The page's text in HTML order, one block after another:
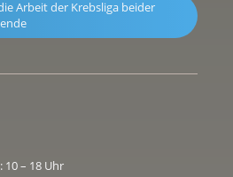
Arbeit der Krebsliga beider
10 – 18 Uhr